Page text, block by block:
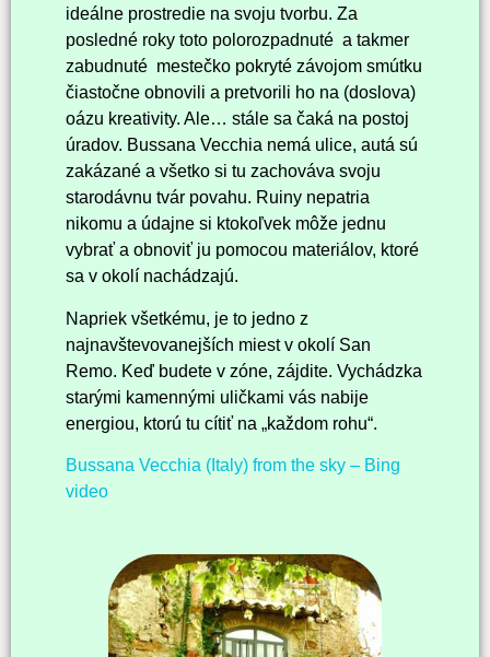
ideálne prostredie na svoju tvorbu. Za
posledné roky toto polorozpadnuté a takmer
zabudnuté mestečko pokryté závojom smútku
čiastočne obnovili a pretvorili ho na (doslova)
oázu kreativity. Ale… stále sa čaká na postoj
úradov. Bussana Vecchia nemá ulice, autá sú
zakázané a všetko si tu zachováva svoju
starodávnu tvár povahu. Ruiny nepatria
nikomu a údajne si ktokoľvek môže jednu
vybrať a obnoviť ju pomocou materiálov, ktoré
sa v okolí nachádzajú.
Napriek všetkému, je to jedno z
najnavštevovanejších miest v okolí San
Remo. Keď budete v zóne, zájdite. Vychádzka
starými kamennými uličkami vás nabije
energiou, ktorú tu cítiť na „každom rohu“.
Bussana Vecchia (Italy) from the sky – Bing
video